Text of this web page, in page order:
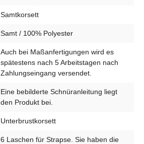
Samtkorsett
Samt / 100% Polyester
Auch bei Maßanfertigungen wird es
spätestens nach 5 Arbeitstagen nach
Zahlungseingang versendet.
Eine bebilderte Schnüranleitung liegt
den Produkt bei.
Unterbrustkorsett
6 Laschen für Strapse. Sie haben die